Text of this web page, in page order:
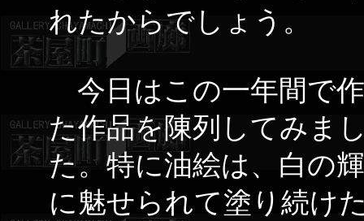
れたからでしょう。
今日はこの一年間で
た作品を陳列してみま
た。特に油絵は、白の
に魅せられて塗り続け